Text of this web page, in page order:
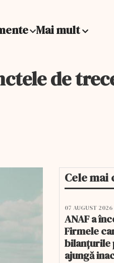
Mai mult
de
Cele mai
07 AUGUST 2026
ANAF a
Firmele
bilanțurile
ajungă